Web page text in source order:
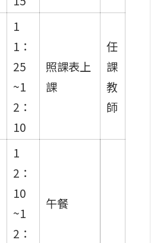
1
1：
25
~1
2：
10
照課表上
課
任
課
教
師
1
2：
10
~1
2：
午餐